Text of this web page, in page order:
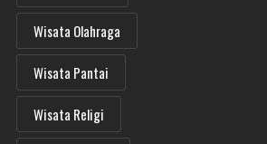
Wisata Olahraga
Wisata Pantai
Wisata Religi